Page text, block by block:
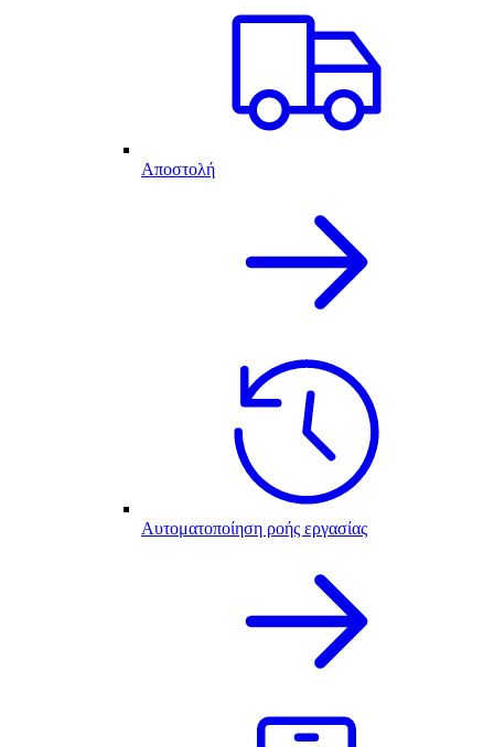
Αποστολή
Αυτοματοποίηση ροής εργασίας